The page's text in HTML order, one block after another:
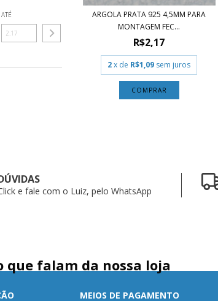
ATÉ
ARGOLA PRATA 925 4,5MM PARA
MONTAGEM FEC...
R$2,17
2x de R$1,09 sem juros
COMPRAR
e fale com o Luiz, pelo WhatsApp
que falam da nossa loja
MEIOS DE PAGAMENTO